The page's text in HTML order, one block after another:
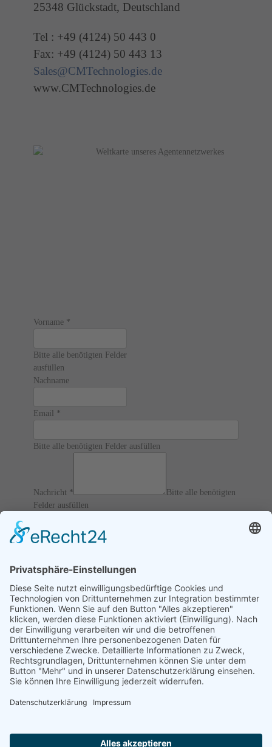
25348 Glückstadt, Deutschland
Tel : +49 (4124) 50 443 0
Fax: +49 (4124) 50 443 13
Sales@CMTechnologies.de
www.CMTechnologies.de
Vorname *
Bitte alle benötigten Felder
ausfüllen
Nachname
Email *
Bitte alle benötigten Felder ausfüllen
Nachricht *
Bitte alle benötigten
Felder ausfüllen
Ich akzeptiere die AGBs
ich die Informationen verbunden mit den
GDPR gelesen habe.
Senden
Home
Impressum
Datenschutz
Verfahrensverzeichnis
Videoüberwachung